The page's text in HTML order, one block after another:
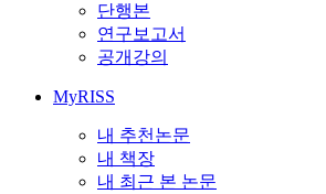
단행본
연구보고서
공개강의
MyRISS
내 추천논문
내 책장
내 최근 본 논문